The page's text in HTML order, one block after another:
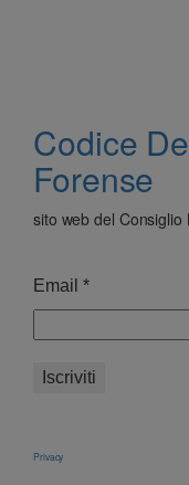
Codice
Forense
sito web del
Email *
Privacy